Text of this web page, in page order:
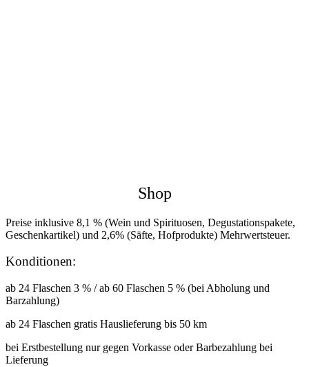
Shop
Preise inklusive 8,1 % (Wein und Spirituosen, Degustationspakete,
Geschenkartikel) und 2,6% (Säfte, Hofprodukte) Mehrwertsteuer.
Konditionen:
ab 24 Flaschen 3 % / ab 60 Flaschen 5 % (bei Abholung und
Barzahlung)
ab 24 Flaschen gratis Hauslieferung bis 50 km
bei Erstbestellung nur gegen Vorkasse oder Barbezahlung bei
Lieferung